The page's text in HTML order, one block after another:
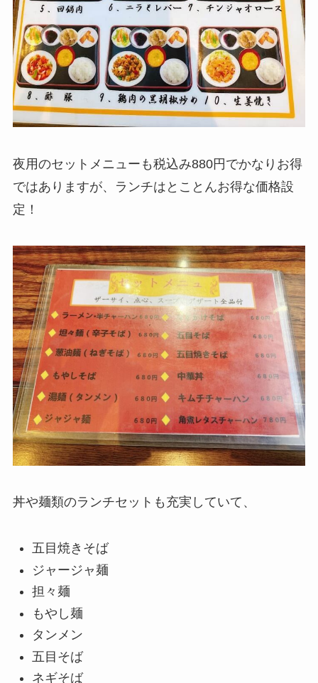
夜用のセットメニューも税込み880円でかなりお得
ではありますが、ランチはとことんお得な価格設
定！
丼や麺類のランチセットも充実していて、
五目焼きそば
ジャージャ麺
担々麺
もやし麺
タンメン
五目そば
ネギそば